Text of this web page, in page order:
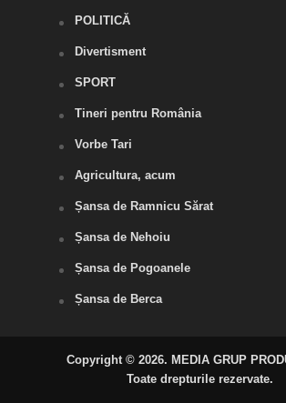
POLITICĂ
Divertisment
SPORT
Tineri pentru România
Vorbe Tari
Agricultura, acum
Șansa de Ramnicu Sărat
Șansa de Nehoiu
Șansa de Pogoanele
Șansa de Berca
Copyright © 2026. MEDIA GRUP
Toate drepturile rezervate.